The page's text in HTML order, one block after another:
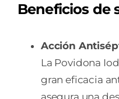
Beneficios de
Acción
La Povidona
gran eficacia